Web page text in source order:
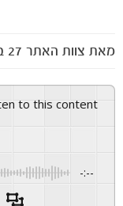
מאת צוות האתר 27 באוקטובר , 2012
to this content
-:--